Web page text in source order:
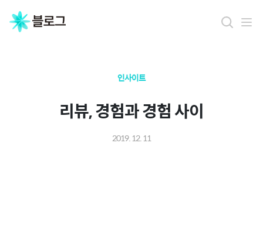
인사이트
리뷰, 경험과 경험 사이
2019. 12. 11